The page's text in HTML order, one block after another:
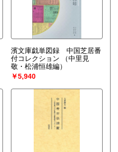
濱文庫戯単図録 中国芝居番
付コレクション
（中里見
敬・松浦恒雄編）
￥5,940